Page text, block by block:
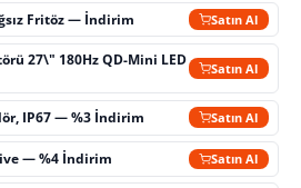
Fritöz — İndirim Satın Al
27\" 180Hz QD-Mini LED
Satın Al
IP67 — %3 İndirim Satın Al
— %4 İndirim Satın Al